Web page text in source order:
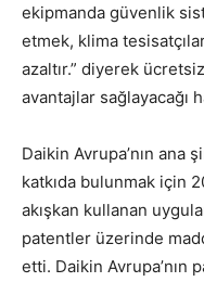
ekipmanda güvenlik
etmek, klima
azaltır.” diyerek
avantajlar sağlayacağı
Daikin Avrupa’nın ana
katkıda bulunmak için
akışkan kullanan
patentler üzerinde
etti. Daikin Avrupa’nın